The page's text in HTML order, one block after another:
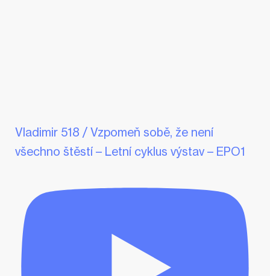
Vladimir 518 / Vzpomeň sobě, že není
všechno štěstí – Letní cyklus výstav – EPO1